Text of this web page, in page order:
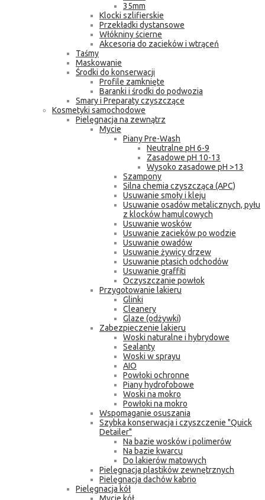
35mm
Klocki szlifierskie
Przekładki dystansowe
Włókniny ścierne
Akcesoria do zacieków i wtrąceń
Taśmy
Maskowanie
Środki do konserwacji
Profile zamknięte
Baranki i środki do podwozia
Smary i Preparaty czyszczące
Kosmetyki samochodowe
Pielęgnacja na zewnątrz
Mycie
Piany Pre-Wash
Neutralne pH 6-9
Zasadowe pH 10-13
Wysoko zasadowe pH >13
Szampony
Silna chemia czyszcząca (APC)
Usuwanie smoły i kleju
Usuwanie osadów metalicznych, pyłu
z klocków hamulcowych
Usuwanie wosków
Usuwanie zacieków po wodzie
Usuwanie owadów
Usuwanie żywicy drzew
Usuwanie ptasich odchodów
Usuwanie graffiti
Oczyszczanie powłok
Przygotowanie lakieru
Glinki
Cleanery
Glaze (odżywki)
Zabezpieczenie lakieru
Woski naturalne i hybrydowe
Sealanty
Woski w sprayu
AIO
Powłoki ochronne
Piany hydrofobowe
Woski na mokro
Powłoki na mokro
Wspomaganie osuszania
Szybka konserwacja i czyszczenie "Quick
Detailer"
Na bazie wosków i polimerów
Na bazie kwarcu
Do lakierów matowych
Pielęgnacja plastików zewnętrznych
Pielęgnacja dachów kabrio
Pielęgnacja kół